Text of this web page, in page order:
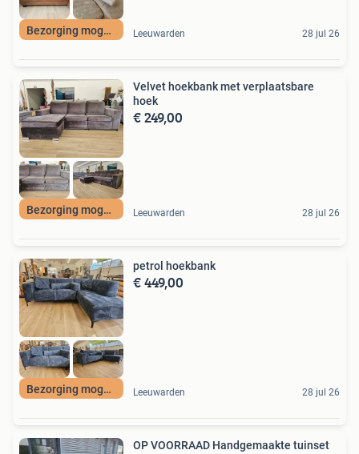
Bezorging mogelijk Leeuwarden 28 jul 26
Bezorging mogelijk
Velvet hoekbank met verplaatsbare
hoek
€ 249,00
Leeuwarden 28 jul 26
Bezorging mogelijk
petrol hoekbank
€ 449,00
Leeuwarden 28 jul 26
OP VOORRAAD Handgemaakte tuinset